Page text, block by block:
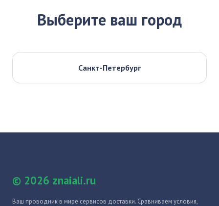
Выберите ваш город
Санкт-Петербург
© 2026 znaiali.ru
Ваш проводник в мире сервисов доставки. Сравниваем условия,